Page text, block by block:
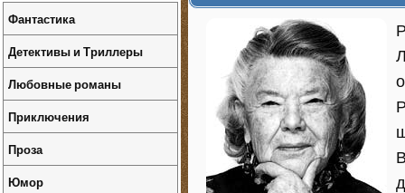
Фантастика
Детективы и Триллеры
Любовные романы
Приключения
Проза
Юмор